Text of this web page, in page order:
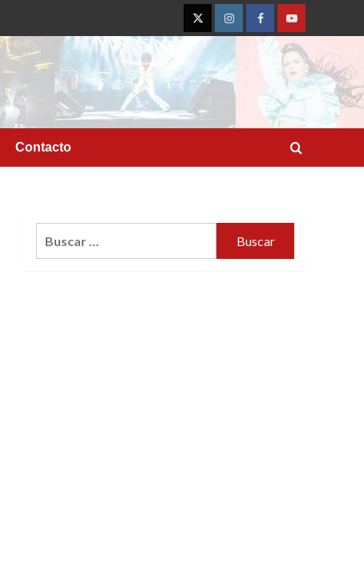
TwitterInstagramFacebookYouTube
Contacto